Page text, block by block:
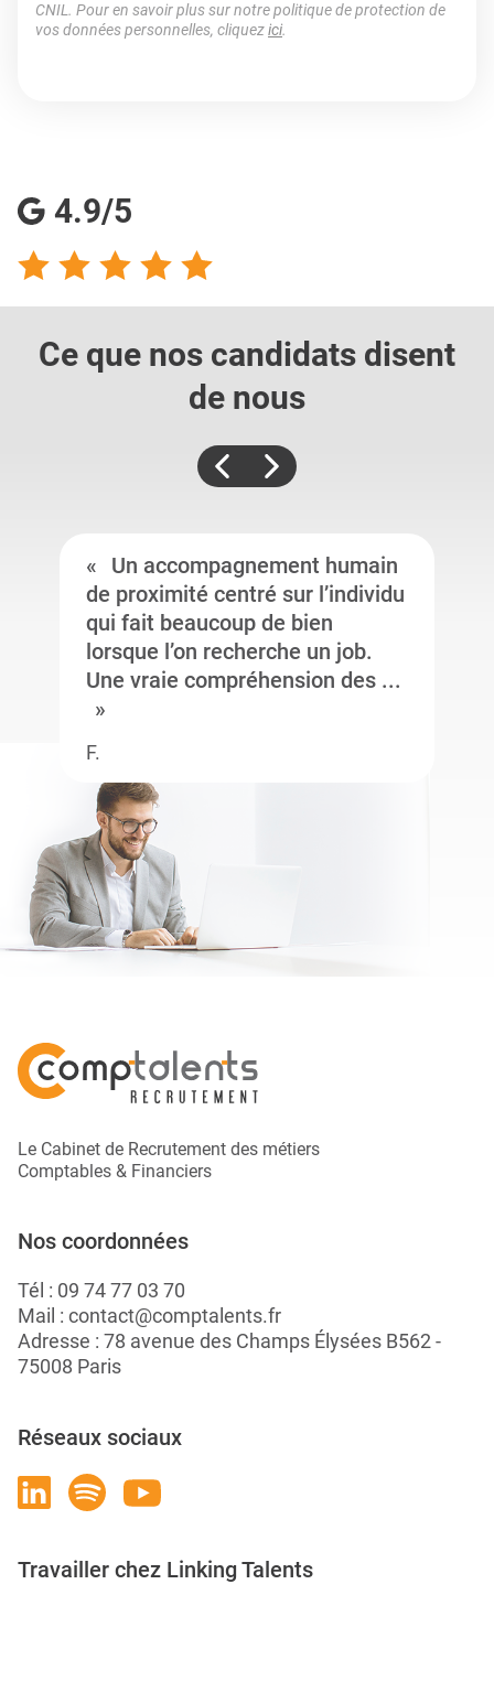
CNIL. Pour en savoir plus sur notre politique de protection de
vos données personnelles, cliquezici.
4.9/5
Ce que nos candidats disent
de nous
Un accompagnement humain
de proximité centré sur l’individu
qui fait beaucoup de bien
lorsque l’on recherche un job.
Une vraie compréhension des ...
F.
Le Cabinet de Recrutement des métiers
Comptables & Financiers
Nos coordonnées
Tél : 09 74 77 03 70
Mail : contact@comptalents.fr
Adresse : 78 avenue des Champs Élysées B562 -
75008 Paris
Réseaux sociaux
Travailler chez Linking Talents